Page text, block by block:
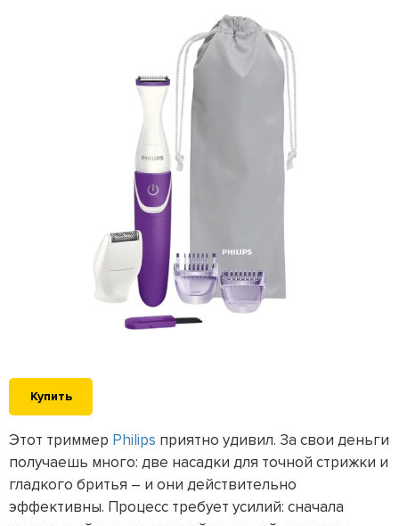
Купить
Этот триммер Philips приятно удивил. За свои деньги
получаешь много: две насадки для точной стрижки и
гладкого бритья – и они действительно
эффективны. Процесс требует усилий: сначала